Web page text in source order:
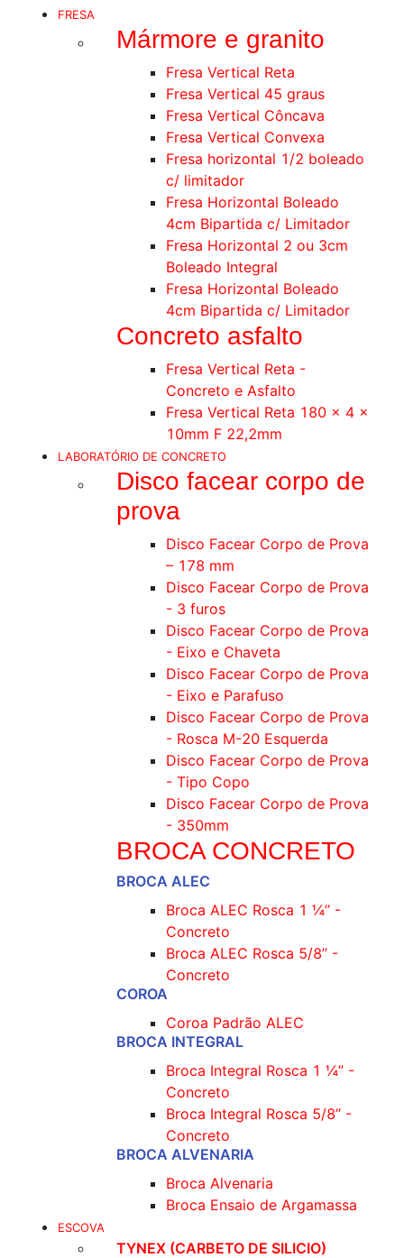
FRESA
Mármore e granito
Fresa Vertical Reta
Fresa Vertical 45 graus
Fresa Vertical Côncava
Fresa Vertical Convexa
Fresa horizontal 1/2 boleado
c/ limitador
Fresa Horizontal Boleado
4cm Bipartida c/ Limitador
Fresa Horizontal 2 ou 3cm
Boleado Integral
Fresa Horizontal Boleado
4cm Bipartida c/ Limitador
Concreto asfalto
Fresa Vertical Reta -
Concreto e Asfalto
Fresa Vertical Reta 180 x 4 x
10mm F 22,2mm
LABORATÓRIO DE CONCRETO
Disco facear corpo de
prova
Disco Facear Corpo de Prova
– 178 mm
Disco Facear Corpo de Prova
- 3 furos
Disco Facear Corpo de Prova
- Eixo e Chaveta
Disco Facear Corpo de Prova
- Eixo e Parafuso
Disco Facear Corpo de Prova
- Rosca M-20 Esquerda
Disco Facear Corpo de Prova
- Tipo Copo
Disco Facear Corpo de Prova
- 350mm
BROCA CONCRETO
BROCA ALEC
Broca ALEC Rosca 1 ¼’’ -
Concreto
Broca ALEC Rosca 5/8’’ -
Concreto
COROA
Coroa Padrão ALEC
BROCA INTEGRAL
Broca Integral Rosca 1 ¼’’ -
Concreto
Broca Integral Rosca 5/8’’ -
Concreto
BROCA ALVENARIA
Broca Alvenaria
Broca Ensaio de Argamassa
ESCOVA
TYNEX (CARBETO DE SILICIO)